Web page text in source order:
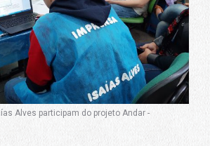
Alves participam do projeto Andar -